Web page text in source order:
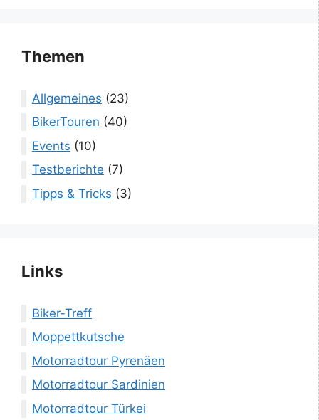
Themen
Allgemeines (23)
BikerTouren (40)
Events (10)
Testberichte (7)
Tipps & Tricks (3)
Links
Biker-Treff
Moppettkutsche
Motorradtour Pyrenäen
Motorradtour Sardinien
Motorradtour Türkei